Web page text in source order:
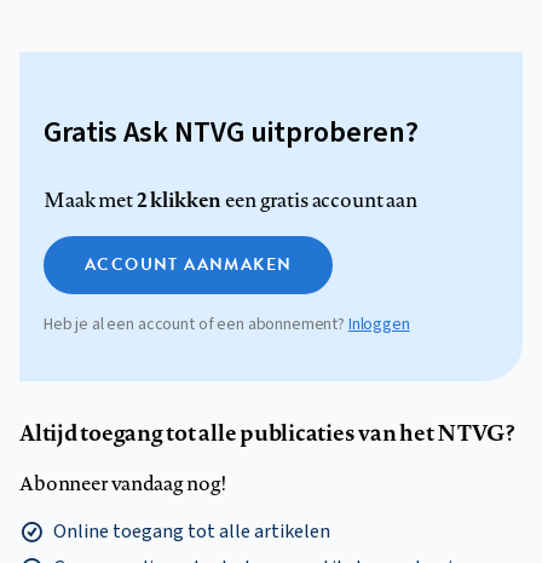
Gratis Ask NTVG uitproberen?
Maak met2 klikkeneen gratis account aan
ACCOUNT AANMAKEN
Heb je al een account of een abonnement?Inloggen
Altijd toegang tot alle publicaties van het NTVG?
Abonneer vandaag nog!
Online toegang tot alle artikelen